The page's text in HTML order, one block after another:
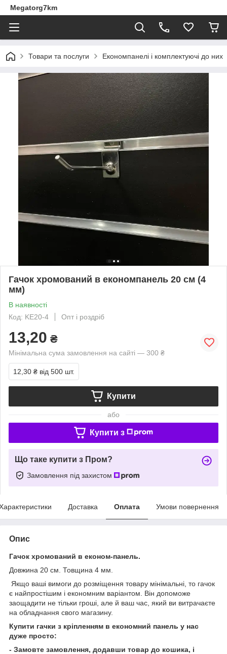
Megatorg7km
Товари та послуги Економпанелі і комплектуючі до них
Гачок хромований в економпанель 20 см (4
мм)
В наявності
Код: KE20-4
Опт і роздріб
13,20 ₴
Мінімальна сума замовлення на сайті — 300 ₴
12,30 ₴ від 500 шт.
Купити
або
Купити з
Що таке купити з Пром?
Замовлення під захистом
Доставка Оплата Умови повернення
Опис
Гачок хромований в економ-панель.
Довжина 20 см. Товщина 4 мм.
Якщо ваші вимоги до розміщення товару мінімальні, то гачок
є найпростішим і економним варіантом. Він допоможе
заощадити не тільки гроші, але й ваш час, який ви витрачаєте
на обладнання свого магазину.
Купити гачки з кріпленням в економний панель у нас
дуже просто:
- Замовте замовлення, додавши товар до кошика, і